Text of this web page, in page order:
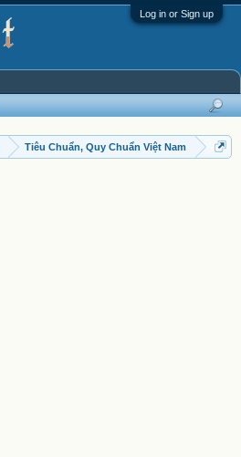
Log in or Sign up
Tiêu Chuẩn, Quy Chuẩn Việt Nam